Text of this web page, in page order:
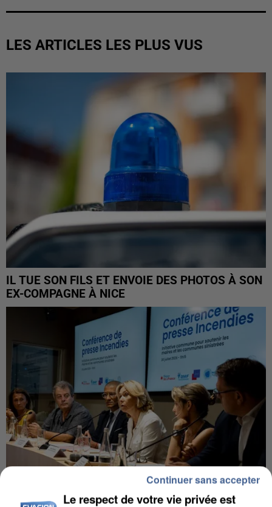
LES ARTICLES LES PLUS VUS
IL TUE SON FILS ET ENVOIE DES PHOTOS À SON
EX-COMPAGNE À NICE
Le respect de votre vie privée est
Continuer sans accepter